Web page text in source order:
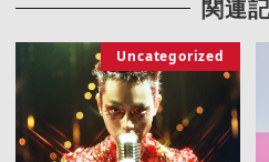
関連
Uncategorized